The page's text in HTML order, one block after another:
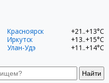
Найти
Красноярск
+21..+13°C
Иркутск
+13..+15°C
Улан-Удэ
+11..+14°C